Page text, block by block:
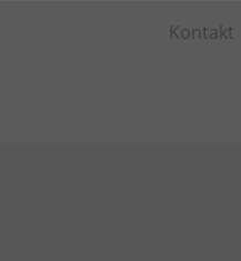
Kontakt